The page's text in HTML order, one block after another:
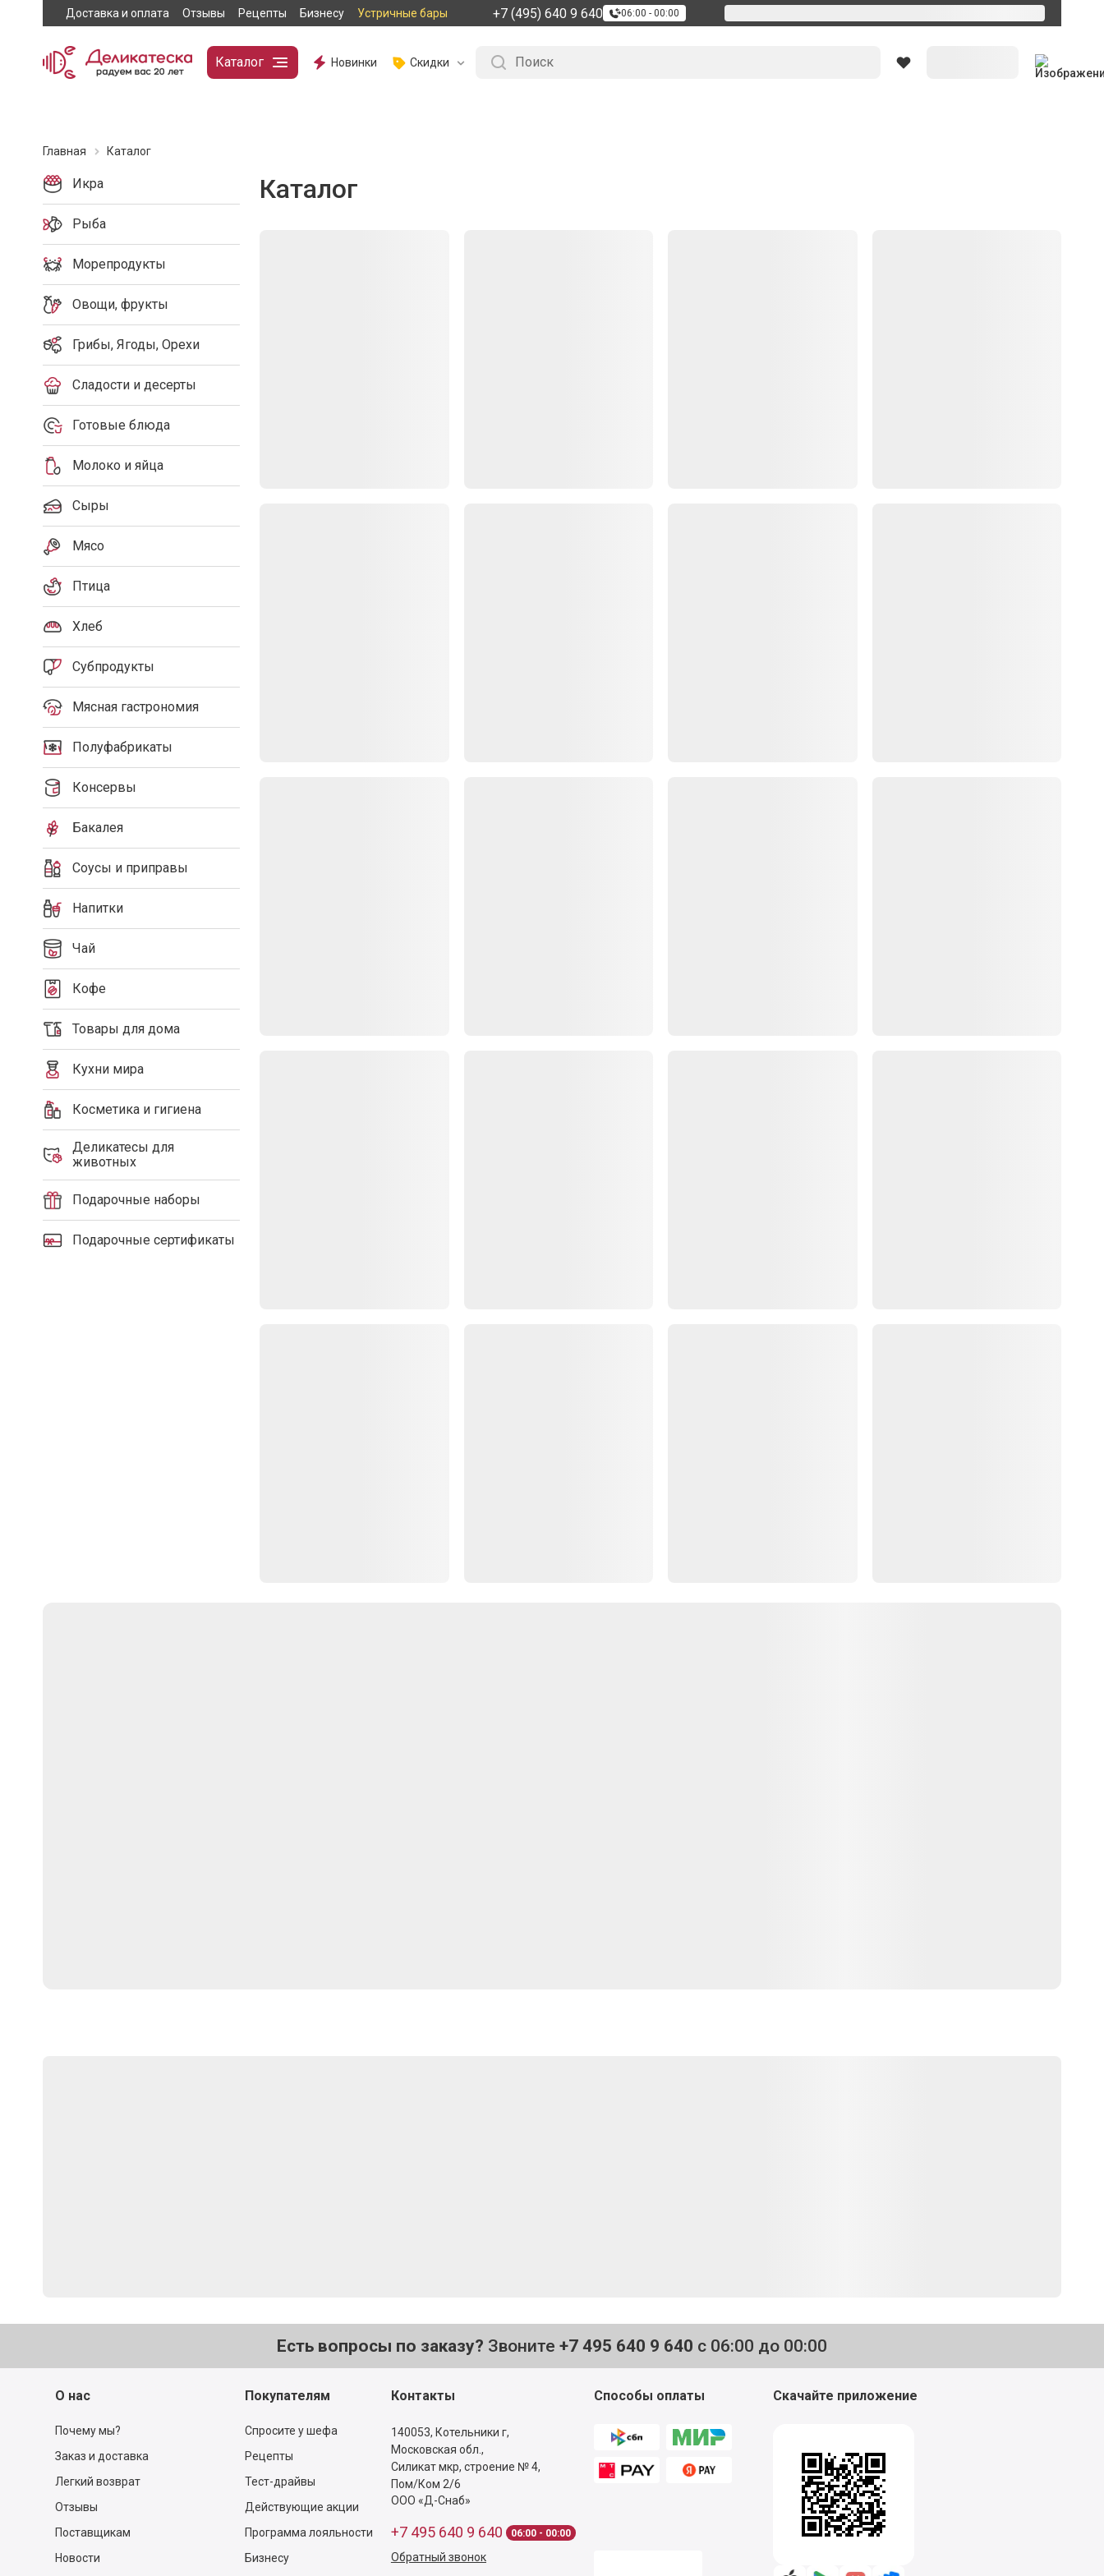
Доставка и оплата Отзывы Рецепты Бизнесу Устричные бары +7 (495) 640 9 640 06:00 - 00:00
Каталог Новинки Скидки
Главная Каталог
Икра
Рыба
Морепродукты
Овощи, фрукты
Грибы, Ягоды, Орехи
Сладости и десерты
Готовые блюда
Молоко и яйца
Сыры
Мясо
Птица
Хлеб
Субпродукты
Мясная гастрономия
Полуфабрикаты
Консервы
Бакалея
Соусы и приправы
Напитки
Чай
Кофе
Товары для дома
Кухни мира
Косметика и гигиена
Деликатесы для
животных
Подарочные наборы
Подарочные сертификаты
Каталог
Есть вопросы по заказу? Звоните +7 495 640 9 640 с 06:00 до 00:00
О нас
Почему мы?
Заказ и доставка
Легкий возврат
Отзывы
Поставщикам
Новости
Покупателям
Спросите у шефа
Рецепты
Тест-драйвы
Действующие акции
Программа лояльности
Бизнесу
Контакты
140053, Котельники г,
Московская обл.,
Силикат мкр, строение № 4,
Пом/Ком 2/6
ООО «Д-Снаб»
+7 495 640 9 640 06:00 - 00:00
Обратный звонок
Способы оплаты Скачайте приложение